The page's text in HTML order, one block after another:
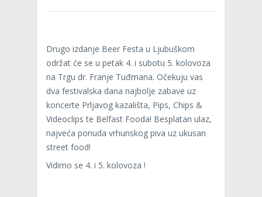
Drugo izdanje Beer Festa u Ljubuškom
održat će se u petak 4. i subotu 5. kolovoza
na Trgu dr. Franje Tuđmana. Očekuju vas
dva festivalska dana najbolje zabave uz
koncerte Prljavog kazališta, Pips, Chips &
Videoclips te Belfast Fooda! Besplatan ulaz,
najveća ponuda vrhunskog piva uz ukusan
street food!
Vidimo se 4. i 5. kolovoza !